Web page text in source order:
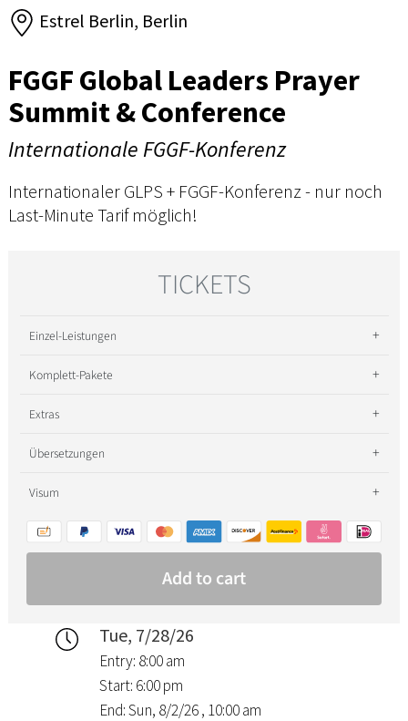
Estrel Berlin, Berlin
FGGF Global Leaders Prayer
Summit & Conference
Internationale FGGF-Konferenz
Internationaler GLPS + FGGF-Konferenz - nur noch
Last-Minute Tarif möglich!
Tue, 7/28/26
Entry: 8:00 am
Start: 6:00 pm
End: Sun, 8/2/26 , 10:00 am